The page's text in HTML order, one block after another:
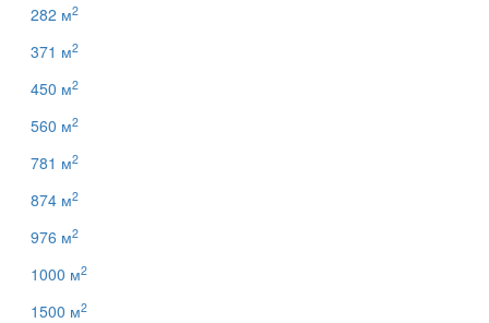
282 м2
371 м2
450 м2
560 м2
781 м2
874 м2
976 м2
1000 м2
1500 м2